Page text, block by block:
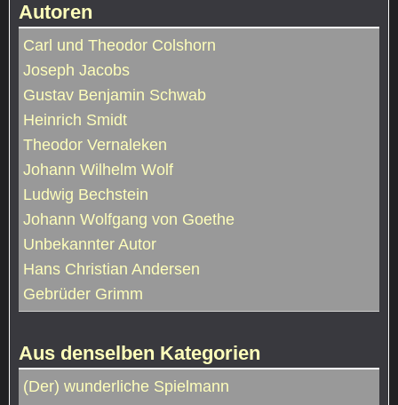
Autoren
Carl und Theodor Colshorn
Joseph Jacobs
Gustav Benjamin Schwab
Heinrich Smidt
Theodor Vernaleken
Johann Wilhelm Wolf
Ludwig Bechstein
Johann Wolfgang von Goethe
Unbekannter Autor
Hans Christian Andersen
Gebrüder Grimm
Aus denselben Kategorien
(Der) wunderliche Spielmann